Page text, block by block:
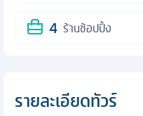
4 ร้านช้อปปิ้ง
รายละเอียดทัวร์